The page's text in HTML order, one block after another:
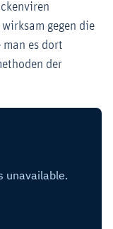
gegen die
man es dort
der